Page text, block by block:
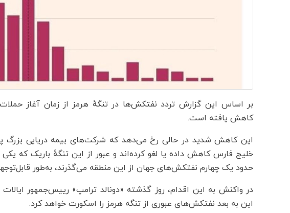
کاهش یافته است.
این کاهش شدید در حالی رخ می‌دهد که شرکت‌های بیمه دریایی
خلیج فارس کاهش داده یا لغو کرده‌اند و عبور از این تنگهٔ باریک که
حدود یک چهارم نفتکش‌های جهان از این منطقه می‌گذرند، به‌طور
در واکنش به این اقدام، روز گذشته «دونالد ترامپ» رییس‌جمهور ایالات
این به بعد نفتکش‌های عبوری از تنگه هرمز را اسکورت خواهد کرد.